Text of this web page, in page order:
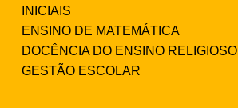
INICIAIS
ENSINO DE MATEMÁTICA
DOCÊNCIA DO ENSINO RELIGIOSO
GESTÃO ESCOLAR